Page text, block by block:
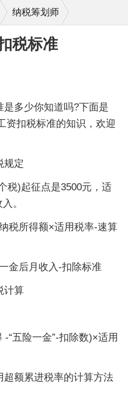
纳税筹划师
税标准
多少你知道吗?下面是
资扣税标准的知识，欢迎
定
)起征点是3500元，适
。
所得额×适用税率-速算
后月收入-扣除标准
算
五险一金”-扣除数)×适用
额累进税率的计算方法